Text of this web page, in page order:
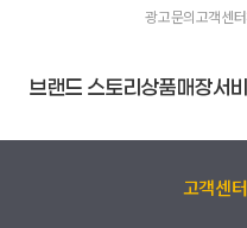
광고문의고객센터
브랜드 스토리상품매장서
고객센